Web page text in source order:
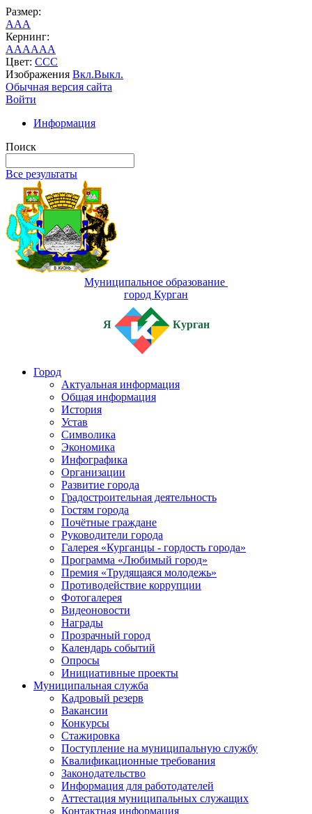
Размер:
AAA
Кернинг:
AAAAAA
Цвет: CCC
Изображения Вкл.Выкл.
Обычная версия сайта
Войти
Информация
Поиск
Все результаты
Муниципальное образование
город Курган
Я Курган
Город
Актуальная информация
Общая информация
История
Устав
Символика
Экономика
Инфографика
Организации
Развитие города
Градостроительная деятельность
Гостям города
Почётные граждане
Руководители города
Галерея «Курганцы - гордость города»
Программа «Любимый город»
Премия «Трудящаяся молодежь»
Противодействие коррупции
Фотогалерея
Видеоновости
Награды
Прозрачный город
Календарь событий
Опросы
Инициативные проекты
Муниципальная служба
Кадровый резерв
Вакансии
Конкурсы
Стажировка
Поступление на муниципальную службу
Квалификационные требования
Законодательство
Информация для работодателей
Аттестация муниципальных служащих
Контактная информация